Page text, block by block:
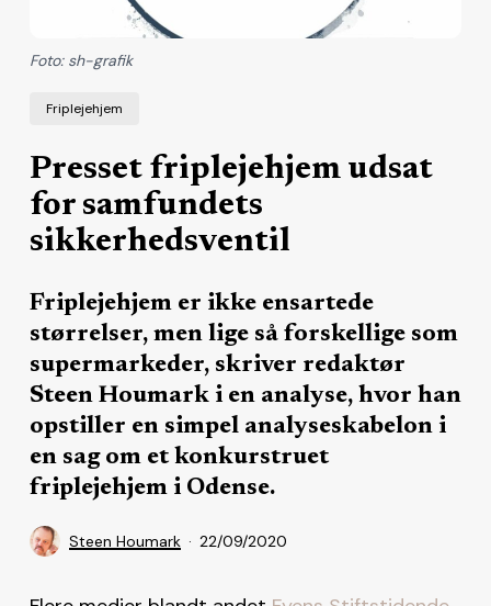
Friplejehjem
Presset friplejehjem udsat
for samfundets
sikkerhedsventil
Friplejehjem er ikke ensartede
størrelser, men lige så forskellige som
supermarkeder, skriver redaktør
Steen Houmark i en analyse, hvor han
opstiller en simpel analyseskabelon i
en sag om et konkurstruet
friplejehjem i Odense.
Steen Houmark 22/09/2020
Foto: sh-grafik